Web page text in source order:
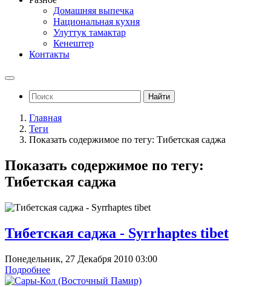
Домашняя выпечка
Национальная кухня
Улуттук тамактар
Кенештер
Контакты
Найти
Главная
Теги
Показать содержимое по тегу: Тибетская саджа
Показать содержимое по тегу:
Тибетская саджа
Тибетская саджа - Syrrhaptes tibet
Понедельник, 27 Декабря 2010 03:00
Подробнее